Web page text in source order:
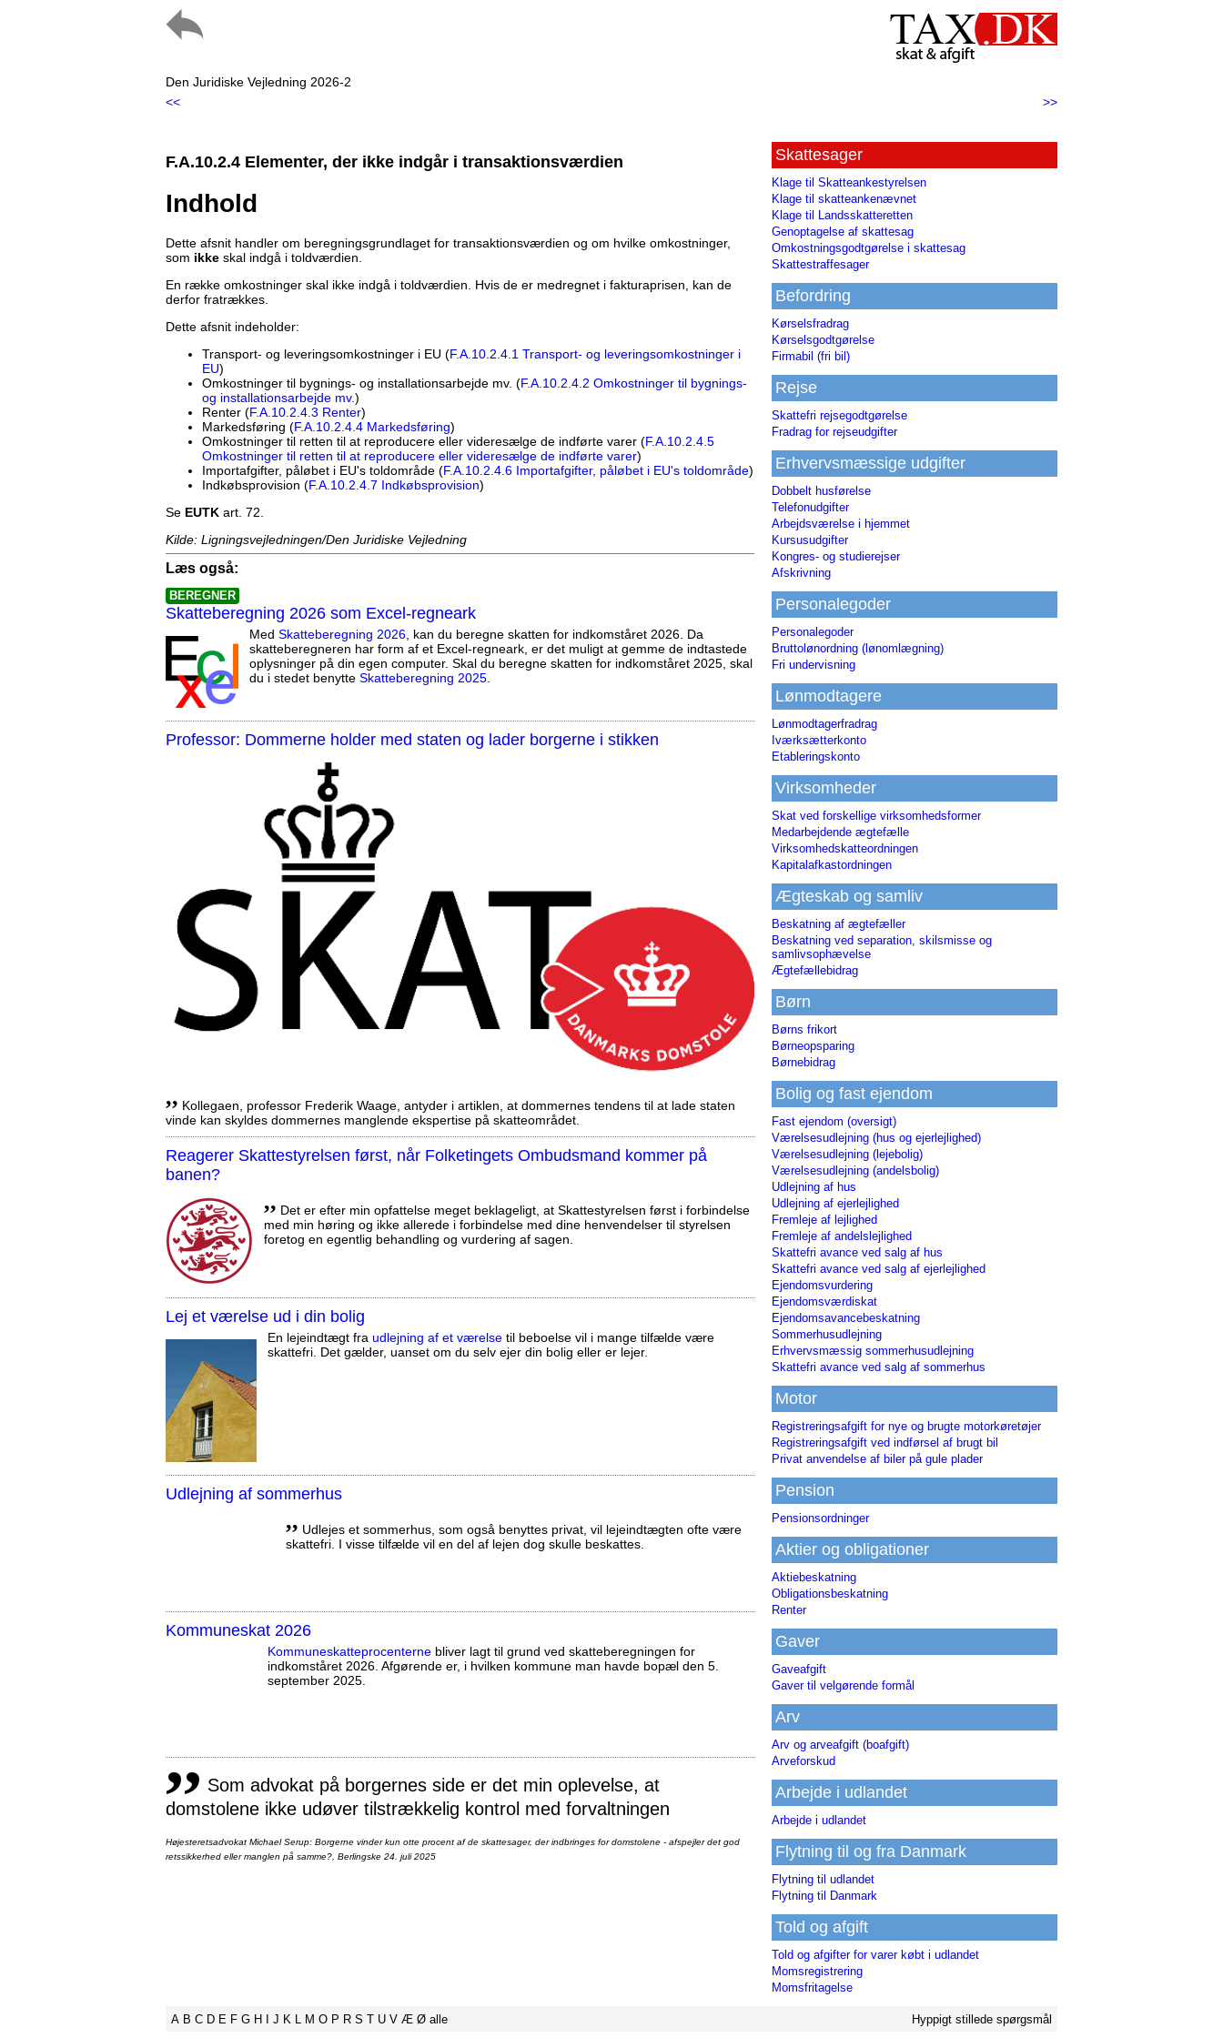
Den Juridiske Vejledning 2026-2
<<
>>
F.A.10.2.4 Elementer, der ikke indgår i transaktionsværdien
Indhold
Dette afsnit handler om beregningsgrundlaget for transaktionsværdien og om hvilke omkostninger,
som ikke skal indgå i toldværdien.
En række omkostninger skal ikke indgå i toldværdien. Hvis de er medregnet i fakturaprisen, kan de
derfor fratrækkes.
Dette afsnit indeholder:
Transport- og leveringsomkostninger i EU (F.A.10.2.4.1 Transport- og leveringsomkostninger i
EU)
Omkostninger til bygnings- og installationsarbejde mv. (F.A.10.2.4.2 Omkostninger til bygnings-
og installationsarbejde mv.)
Renter (F.A.10.2.4.3 Renter)
Markedsføring (F.A.10.2.4.4 Markedsføring)
Omkostninger til retten til at reproducere eller videresælge de indførte varer (F.A.10.2.4.5
Omkostninger til retten til at reproducere eller videresælge de indførte varer)
Importafgifter, påløbet i EU's toldområde (F.A.10.2.4.6 Importafgifter, påløbet i EU's toldområde)
Indkøbsprovision (F.A.10.2.4.7 Indkøbsprovision)
Se EUTK art. 72.
Kilde: Ligningsvejledningen/Den Juridiske Vejledning
Læs også:
BEREGNER
Skatteberegning 2026 som Excel-regneark
Med Skatteberegning 2026 , kan du beregne skatten for indkomståret 2026. Da
skatteberegneren har form af et Excel-regneark, er det muligt at gemme de indtastede
oplysninger på din egen computer. Skal du beregne skatten for indkomståret 2025, skal
du i stedet benytte Skatteberegning 2025
Professor: Dommerne holder med staten og lader borgerne i stikken
,, Kollegaen, professor Frederik Waage, antyder i artiklen, at dommernes tendens til at lade staten
vinde kan skyldes dommernes manglende ekspertise på skatteområdet.
Reagerer Skattestyrelsen først, når Folketingets Ombudsmand kommer på
banen?
,, Det er efter min opfattelse meget beklageligt, at Skattestyrelsen først i forbindelse
med min høring og ikke allerede i forbindelse med dine henvendelser til styrelsen
foretog en egentlig behandling og vurdering af sagen.
Lej et værelse ud i din bolig
En lejeindtægt fra udlejning af et værelse til beboelse vil i mange tilfælde være
skattefri. Det gælder, uanset om du selv ejer din bolig eller er lejer.
Udlejning af sommerhus
,, Udlejes et sommerhus, som også benyttes privat, vil lejeindtægten ofte være
skattefri. I visse tilfælde vil en del af lejen dog skulle beskattes.
Kommuneskat 2026
Kommuneskatte­procenterne bliver lagt til grund ved skatteberegningen for
indkomståret 2026. Afgørende er, i hvilken kommune man havde bopæl den 5.
september 2025.
,, Som advokat på borgernes side er det min oplevelse, at
domstolene ikke udøver tilstrækkelig kontrol med forvaltningen
Højesteretsadvokat Michael Serup: Borgerne vinder kun otte procent af de skattesager, der indbringes for domstolene - afspejler det god
retssikkerhed eller manglen på samme?, Berlingske 24. juli 2025
Skattesager
Klage til Skatteankestyrelsen
Klage til skatteankenævnet
Klage til Landsskatteretten
Genoptagelse af skattesag
Omkostningsgodtgørelse i skattesag
Skattestraffesager
Befordring
Kørselsfradrag
Kørselsgodtgørelse
Firmabil (fri bil)
Rejse
Skattefri rejsegodtgørelse
Fradrag for rejseudgifter
Erhvervsmæssige udgifter
Dobbelt husførelse
Telefonudgifter
Arbejdsværelse i hjemmet
Kursusudgifter
Kongres- og studierejser
Afskrivning
Personalegoder
Personalegoder
Bruttolønordning (lønomlægning)
Fri undervisning
Lønmodtagere
Lønmodtagerfradrag
Iværksætterkonto
Etableringskonto
Virksomheder
Skat ved forskellige virksomhedsformer
Medarbejdende ægtefælle
Virksomhedskatteordningen
Kapitalafkastordningen
Ægteskab og samliv
Beskatning af ægtefæller
Beskatning ved separation, skilsmisse og
samlivsophævelse
Ægtefællebidrag
Børn
Børns frikort
Børneopsparing
Børnebidrag
Bolig og fast ejendom
Fast ejendom (oversigt)
Værelsesudlejning (hus og ejerlejlighed)
Værelsesudlejning (lejebolig)
Værelsesudlejning (andelsbolig)
Udlejning af hus
Udlejning af ejerlejlighed
Fremleje af lejlighed
Fremleje af andelslejlighed
Skattefri avance ved salg af hus
Skattefri avance ved salg af ejerlejlighed
Ejendomsvurdering
Ejendomsværdiskat
Ejendomsavancebeskatning
Sommerhusudlejning
Erhvervsmæssig sommerhusudlejning
Skattefri avance ved salg af sommerhus
Motor
Registreringsafgift for nye og brugte motorkøretøjer
Registreringsafgift ved indførsel af brugt bil
Privat anvendelse af biler på gule plader
Pension
Pensionsordninger
Aktier og obligationer
Aktiebeskatning
Obligationsbeskatning
Renter
Gaver
Gaveafgift
Gaver til velgørende formål
Arv
Arv og arveafgift (boafgift)
Arveforskud
Arbejde i udlandet
Arbejde i udlandet
Flytning til og fra Danmark
Flytning til udlandet
Flytning til Danmark
Told og afgift
Told og afgifter for varer købt i udlandet
Momsregistrering
Momsfritagelse
A B C D E F G H J K L M O P R S T U V Æ Ø alle Hyppigt stillede spørgsmål